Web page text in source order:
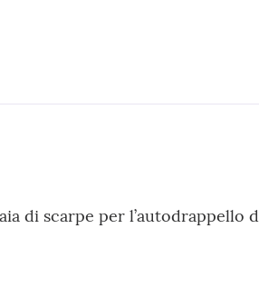
di scarpe per l’autodrappello